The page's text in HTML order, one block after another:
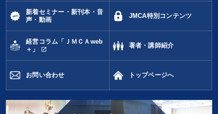
新着セミナー・新刊本・音
声・動画
JMCA特別コンテンツ
経営コラム「ＪＭＣＡweb
＋」
open_in_new
著者・講師紹介
お問い合わせ トップページへ